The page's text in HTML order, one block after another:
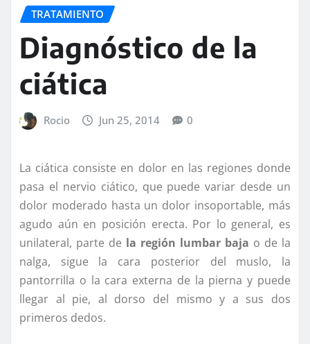
TRATAMIENTO
Diagnóstico de la
ciática
Rocio Jun 25, 2014 0
La ciática consiste en dolor en las regiones donde
pasa el nervio ciático, que puede variar desde un
dolor moderado hasta un dolor insoportable, más
agudo aún en posición erecta. Por lo general, es
unilateral, parte de la región lumbar baja o de la
nalga, sigue la cara posterior del muslo, la
pantorrilla o la cara externa de la pierna y puede
llegar al pie, al dorso del mismo y a sus dos
primeros dedos.